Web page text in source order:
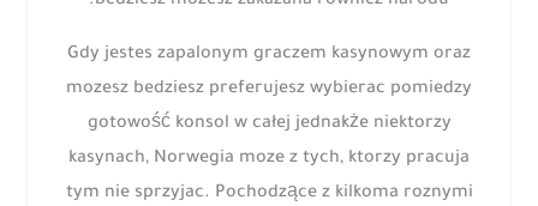
Gdy jestes zapalonym graczem kasynowym oraz
mozesz bedziesz preferujesz wybierac pomiedzy
gotowość konsol w całej jednakże niektorzy
kasynach, Norwegia moze z tych, ktorzy pracuja
tym nie sprzyjac. Pochodzące z kilkoma roznymi